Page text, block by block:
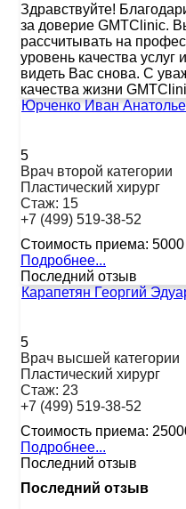
Здравствуйте!
за доверие GMTClinic.
рассчитывать на
уровень качества
видеть Вас снова. С
качества жизни
Юрченко Иван
5
Врач второй категории
Пластический хирург
Стаж: 15
+7 (499) 519-38-52
Стоимость приема: 5000
Подробнее...
Последний отзыв
Карапетян Георгий
5
Врач высшей категории
Пластический хирург
Стаж: 23
+7 (499) 519-38-52
Стоимость приема:
Подробнее...
Последний отзыв
Последний отзыв